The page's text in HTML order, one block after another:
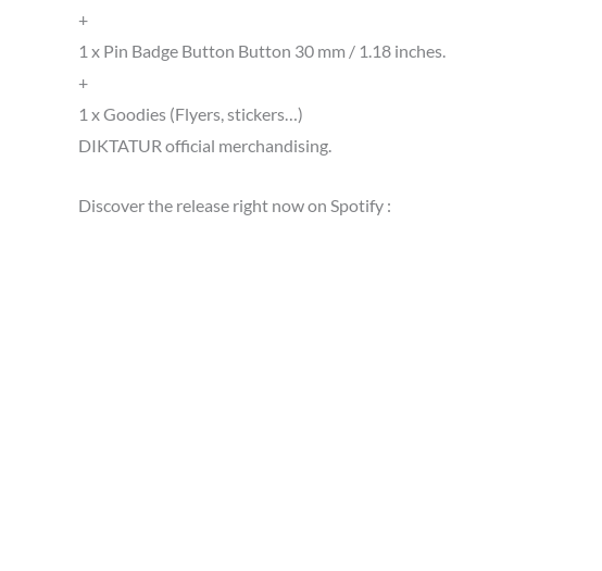
+
1 x Pin Badge Button Button 30 mm / 1.18 inches.
+
1 x Goodies (Flyers, stickers…)
DIKTATUR official merchandising.
Discover the release right now on Spotify :